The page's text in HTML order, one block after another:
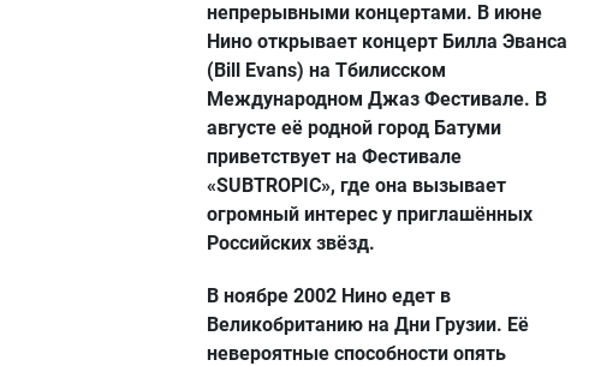
непрерывными концертами. В июне
Нино открывает концерт Билла Эванса
(Bill Evans) на Тбилисском
Международном Джаз Фестивале. В
августе её родной город Батуми
приветствует на Фестивале
«SUBTROPIC», где она вызывает
огромный интерес у приглашённых
Российских звёзд.
В ноябре 2002 Нино едет в
Великобританию на Дни Грузии. Её
невероятные способности опять